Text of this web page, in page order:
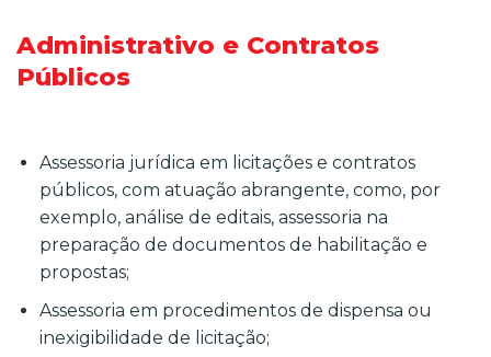
Administrativo e Contratos
Públicos
Assessoria jurídica em licitações e contratos
públicos, com atuação abrangente, como, por
exemplo, análise de editais, assessoria na
preparação de documentos de habilitação e
propostas;
Assessoria em procedimentos de dispensa ou
inexigibilidade de licitação;